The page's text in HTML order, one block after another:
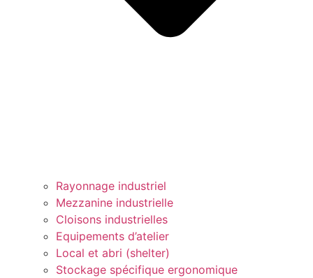
Rayonnage industriel
Mezzanine industrielle
Cloisons industrielles
Equipements d’atelier
Local et abri (shelter)
Stockage spécifique ergonomique